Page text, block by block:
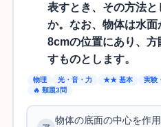
表すとき、その方法
か。なお、物体は水
8cmの位置にあり、
すものとします。
物理 光・音・力 ★★ 基本 実験
🔥 類題3問
物体の底面の中心を作